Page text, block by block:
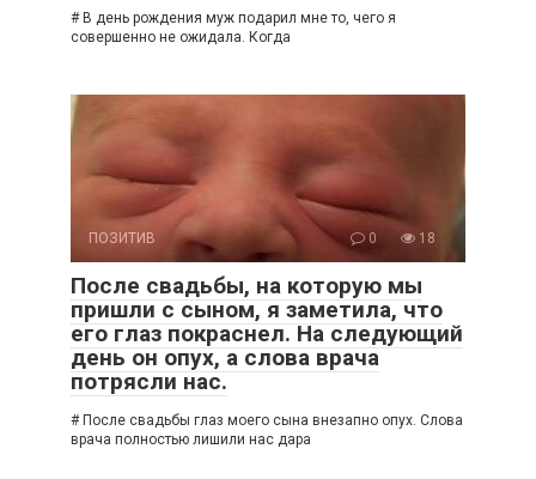
# В день рождения муж подарил мне то, чего я
совершенно не ожидала. Когда
ПОЗИТИВ 0 18
После свадьбы, на которую мы
пришли с сыном, я заметила, что
его глаз покраснел. На следующий
день он опух, а слова врача
потрясли нас.
# После свадьбы глаз моего сына внезапно опух. Слова
врача полностью лишили нас дара